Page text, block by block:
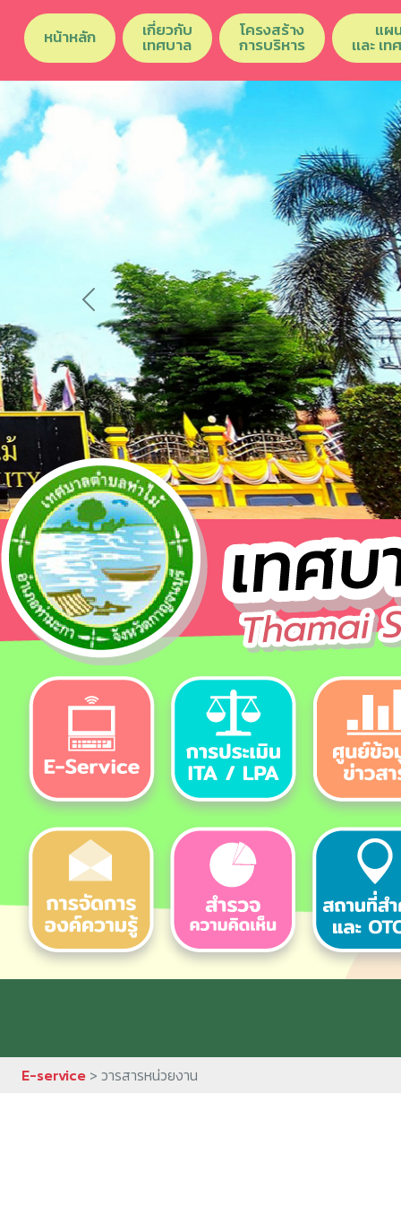
หน้าหลัก เกี่ยวกับ
เทศบาล
โครงสร้าง
การบริหาร
แผ
เเละ
Previous
E-service > วารสารหน่วยงาน